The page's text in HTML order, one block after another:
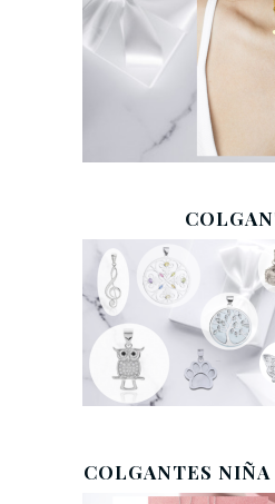
COLGANTES